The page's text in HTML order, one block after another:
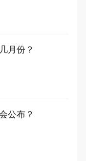
月份？
公布？